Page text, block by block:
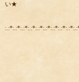
い★